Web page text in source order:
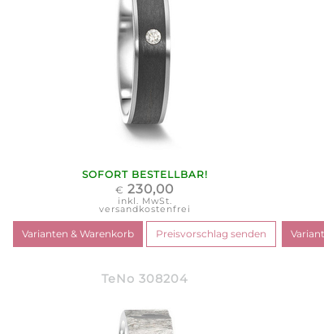
SOFORT BESTELLBAR!
€ 230,00
inkl. MwSt.
versandkostenfrei
TeNo 308204